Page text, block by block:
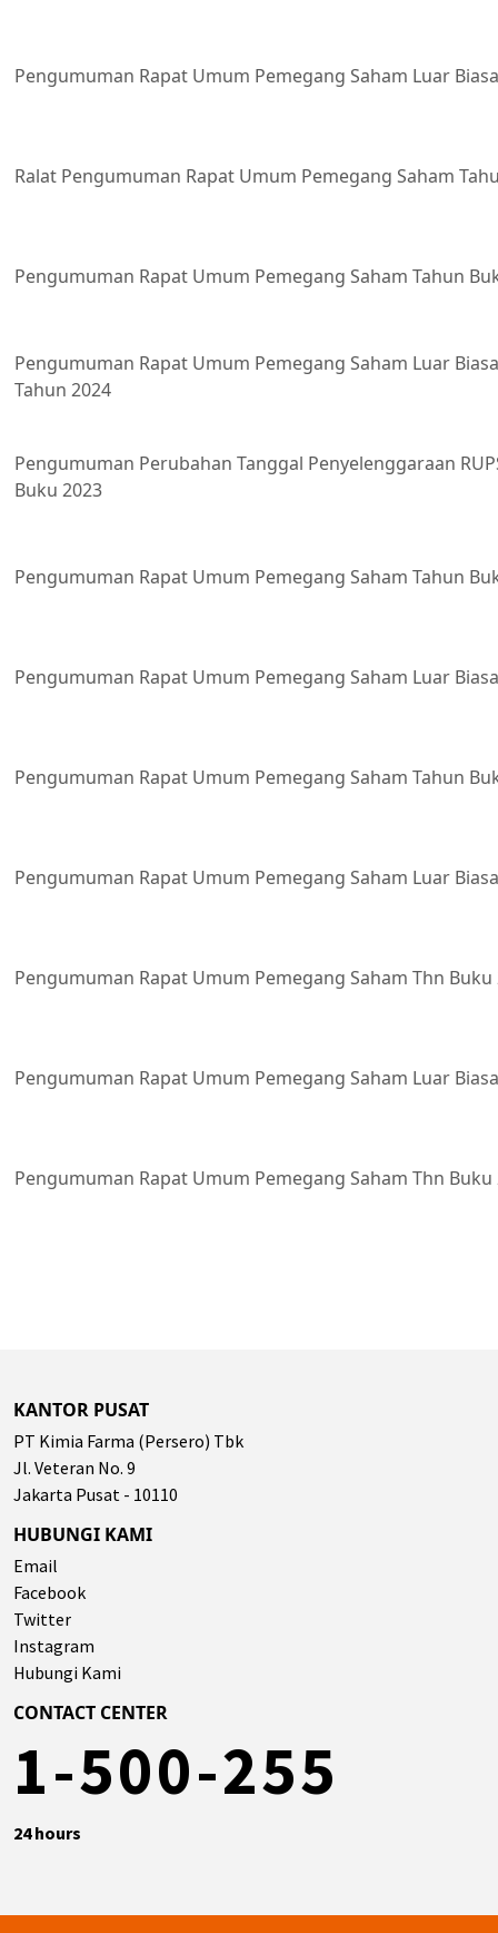
Pengumuman Rapat Umum Pemegang Saham Luar
Ralat Pengumuman Rapat Umum Pemegang Saham
Pengumuman Rapat Umum Pemegang Saham Tahun
Pengumuman Rapat Umum Pemegang Saham Luar
Tahun 2024
Pengumuman Perubahan Tanggal Penyelenggaraan
Buku 2023
Pengumuman Rapat Umum Pemegang Saham Tahun
Pengumuman Rapat Umum Pemegang Saham Luar
Pengumuman Rapat Umum Pemegang Saham Tahun
Pengumuman Rapat Umum Pemegang Saham Luar
Pengumuman Rapat Umum Pemegang Saham Thn Buku
Pengumuman Rapat Umum Pemegang Saham Luar
Pengumuman Rapat Umum Pemegang Saham Thn Buku
KANTOR PUSAT
PT Kimia Farma (Persero) Tbk
Jl. Veteran No. 9
Jakarta Pusat - 10110
HUBUNGI KAMI
Email
Facebook
Twitter
Instagram
Hubungi Kami
CONTACT CENTER
1-500-255
24 hours